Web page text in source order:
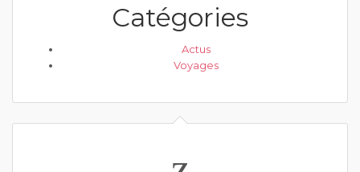
Catégories
Actus
Voyages